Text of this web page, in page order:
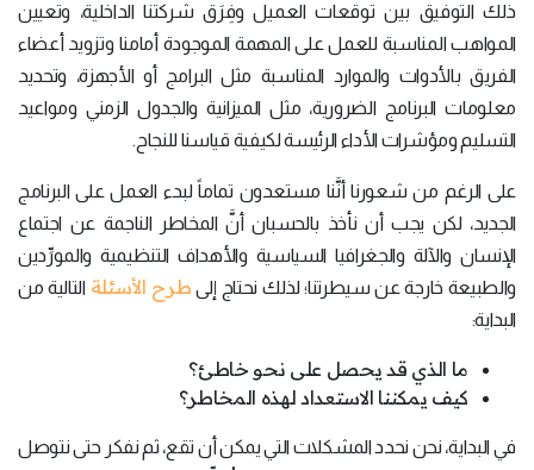
ذلك التوفيق بين توقعات العميل وفِرَق شركتنا الداخلية، وتعيين
المواهب المناسبة للعمل على المهمة الموجودة أمامنا وتزويد أعضاء
الفريق بالأدوات والموارد المناسبة مثل البرامج أو الأجهزة، وتحديد
معلومات البرنامج الضرورية، مثل الميزانية والجدول الزمني ومواعيد
التسليم ومؤشرات الأداء الرئيسة لكيفية قياسنا للنجاح.
على الرغم من شعورنا أنَّنا مستعدون تماماً لبدء العمل على البرنامج
الجديد، لكن يجب أن نأخذ بالحسبان أنَّ المخاطر الناجمة عن اجتماع
الإنسان والآلة والجغرافيا السياسية والأهداف التنظيمية والمورِّدين
والطبيعة خارجة عن سيطرتنا؛ لذلك نحتاج إلى طرح الأسئلة التالية من
البداية:
ما الذي قد يحصل على نحو خاطئ؟
كيف يمكننا الاستعداد لهذه المخاطر؟
في البداية، نحن نحدد المشكلات التي يمكن أن تقع، ثم نفكر حتى نتوصل